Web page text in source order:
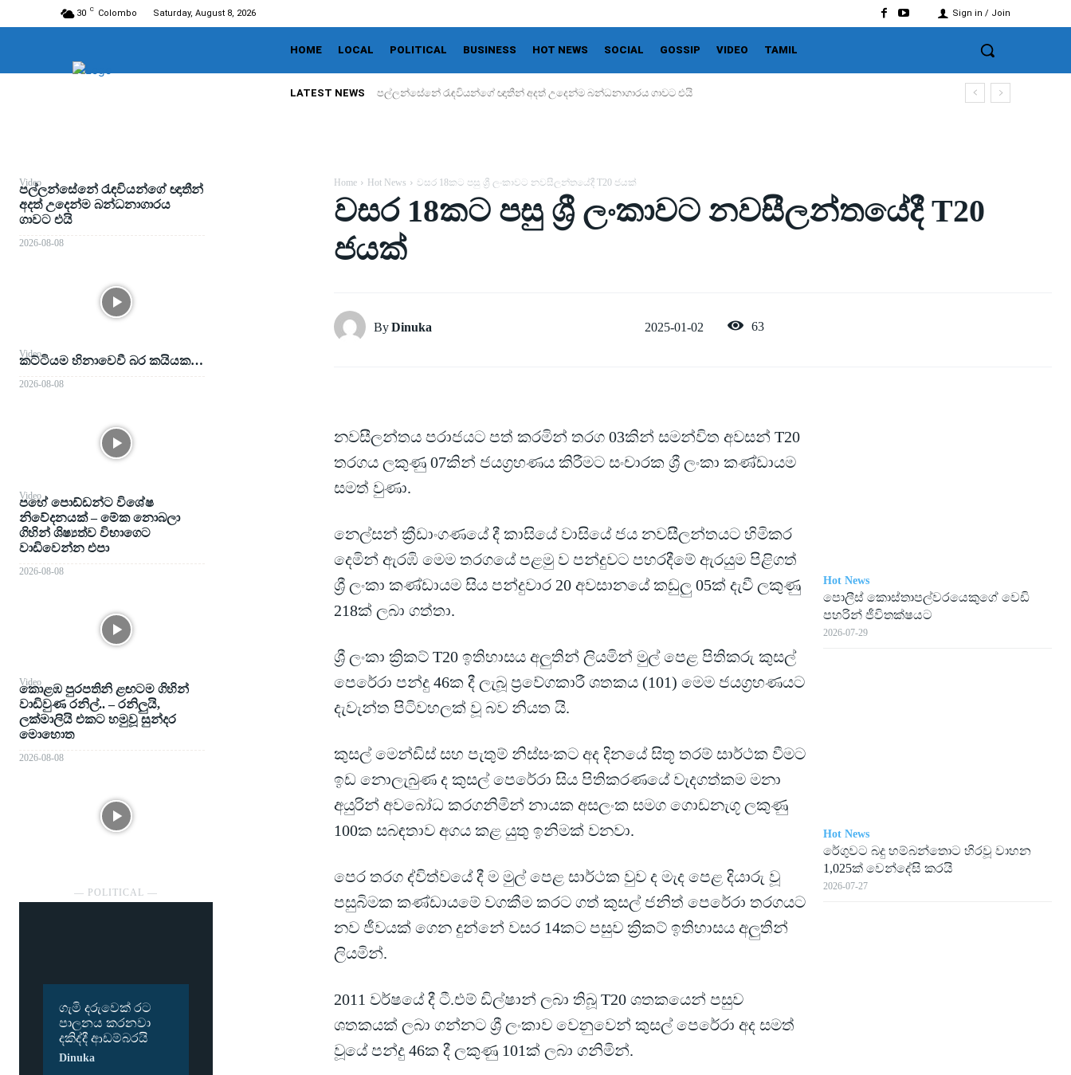
30 C Colombo Saturday, August 8, 2026 Sign in / Join
HOME LOCAL POLITICAL BUSINESS HOT NEWS SOCIAL GOSSIP VIDEO TAMIL
LATEST NEWS පල්ලන්සේනේ රැඳවියන්ගේ ඥාතීන් අදත් උදෙන්ම බන්ධනාගාරය ගාවට එයි
Video
පල්ලන්සේනේ රැඳවියන්ගේ ඥාතීන්
අදත් උදෙන්ම බන්ධනාගාරය
ගාවට එයි
2026-08-08
Video
කට්ටියම හිනාවෙවී බර කයියක…
2026-08-08
Video
පහේ පොඩ්ඩන්ට විශේෂ
නිවේදනයක් – මේක නොබලා
ගිහින් ශිෂ්‍යත්ව විභාගෙට
වාඩිවෙන්න එපා
2026-08-08
Video
කොළඹ පුරපතිනි ළඟටම ගිහින්
වාඩිවුණ රනිල්.. – රනිලුයි,
ලක්මාලියි එකට හමුවූ සුන්දර
මොහොත
2026-08-08
― POLITICAL ―
ගැමි දරුවෙක් රට
පාලනය කරනවා
දකිද්දී ආඩම්බරයි
Dinuka
Home Hot News වසර 18කට පසු ශ්‍රී ලංකාවට නවසීලන්තයේදී T20 ජයක්
වසර 18කට පසු ශ්‍රී ලංකාවට නවසීලන්තයේදී T20
ජයක්
ByDinuka 2025-01-02 63
නවසීලන්තය පරාජයට පත් කරමින් තරග 03කින් සමන්විත අවසන් T20
තරගය ලකුණු 07කින් ජයග්‍රහණය කිරීමට සංචාරක ශ්‍රී ලංකා කණ්ඩායම
සමත් වුණා.
නෙල්සන් ක්‍රීඩාංගණයේ දී කාසියේ වාසියේ ජය නවසීලන්තයට හිමිකර
දෙමින් ඇරඹි මෙම තරගයේ පළමු ව පන්දුවට පහරදීමේ ඇරයුම පිළිගත්
ශ්‍රී ලංකා කණ්ඩායම සිය පන්දුවාර 20 අවසානයේ කඩුලු 05ක් දැවී ලකුණු
218ක් ලබා ගත්තා.
ශ්‍රී ලංකා ක්‍රිකට් T20 ඉතිහාසය අලුතින් ලියමින් මුල් පෙළ පිතිකරු කුසල්
පෙරේරා පන්දු 46ක දී ලැබූ ප්‍රවේගකාරී ශතකය (101) මෙම ජයග්‍රහණයට
දැවැන්ත පිටිවහලක් වූ බව නියත යි.
කුසල් මෙන්ඩිස් සහ පැතුම් නිස්සංකට අද දිනයේ සිතූ තරම් සාර්ථක වීමට
ඉඩ නොලැබුණ ද කුසල් පෙරේරා සිය පිතිකරණයේ වැදගත්කම මනා
අයුරින් අවබෝධ කරගනිමින් නායක අසලංක සමග ගොඩනැගූ ලකුණු
100ක සබඳතාව අගය කළ යුතු ඉනිමක් වනවා.
පෙර තරග ද්විත්වයේ දී ම මුල් පෙළ සාර්ථක වුව ද මැද පෙළ දියාරු වූ
පසුබිමක කණ්ඩායමේ වගකීම කරට ගත් කුසල් ජනිත් පෙරේරා තරගයට
නව ජීවයක් ගෙන දුන්නේ වසර 14කට පසුව ක්‍රිකට් ඉතිහාසය අලුතින්
ලියමින්.
2011 වර්ෂයේ දී ටී.එම් ඩිල්ෂාන් ලබා තිබූ T20 ශතකයෙන් පසුව
ශතකයක් ලබා ගන්නට ශ්‍රී ලංකාව වෙනුවෙන් කුසල් පෙරේරා අද සමත්
වූයේ පන්දු 46ක දී ලකුණු 101ක් ලබා ගනිමින්.
Hot News
පොලීස් කොස්තාපල්වරයෙකුගේ වෙඩි
පහරින් ජීවිතක්ෂයට
2026-07-29
Hot News
රේගු­වට බදු හම්බ­න්තොට හිරවූ වාහන
1,025ක් වෙන්දේසි කරයි
2026-07-27